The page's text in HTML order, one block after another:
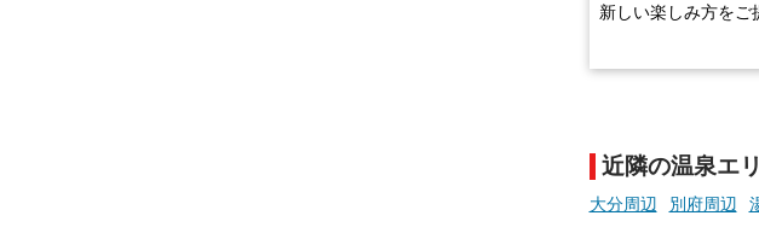
新しい楽しみ方をご
手相やタロットなど
める占いで、“とと
時間を、もっと特別
近隣の温泉エ
大分周辺 別府周辺